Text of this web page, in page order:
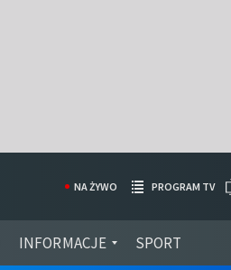
INFORMACJE SPORT
NA ŻYWO PROGRAM TV